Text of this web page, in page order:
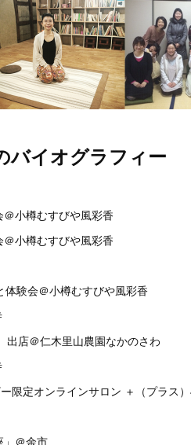
バイオグラフィー
小樽むすびや風彩香
小樽むすびや風彩香
験会＠小樽むすびや風彩香
店＠仁木里山農園なかのさわ
定オンラインサロン ＋（プラス
＠余市